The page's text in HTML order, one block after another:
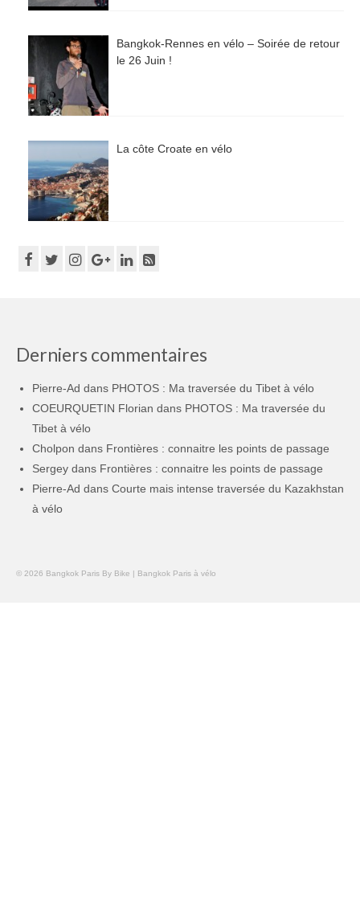
Bangkok-Rennes en vélo – Soirée de retour
le 26 Juin !
La côte Croate en vélo
Derniers commentaires
Pierre-Ad dans PHOTOS : Ma traversée du Tibet à vélo
COEURQUETIN Florian dans PHOTOS : Ma traversée du
Tibet à vélo
Cholpon dans Frontières : connaitre les points de passage
Sergey dans Frontières : connaitre les points de passage
Pierre-Ad dans Courte mais intense traversée du Kazakhstan
à vélo
© 2026 Bangkok Paris By Bike | Bangkok Paris à vélo